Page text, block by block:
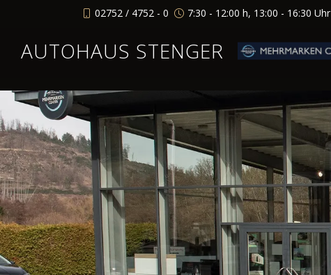
02752 / 4752 - 0 7:30 - 12:00 h, 13:00 - 16:30 Uhr
AUTOHAUS STENGER